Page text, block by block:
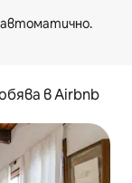
в Airbnb